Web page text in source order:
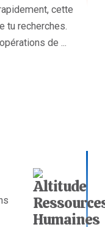
cette
tu recherches.
de ...